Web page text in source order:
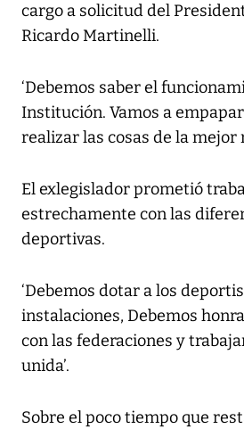
cargo a solicitud del
Ricardo Martinelli.
‘Debemos saber el
Institución. Vamos a
realizar las cosas de la mejor
El exlegislador prometió
estrechamente con las
deportivas.
‘Debemos dotar a los
instalaciones, Debemos
con las federaciones y
unida’.
Sobre el poco tiempo que